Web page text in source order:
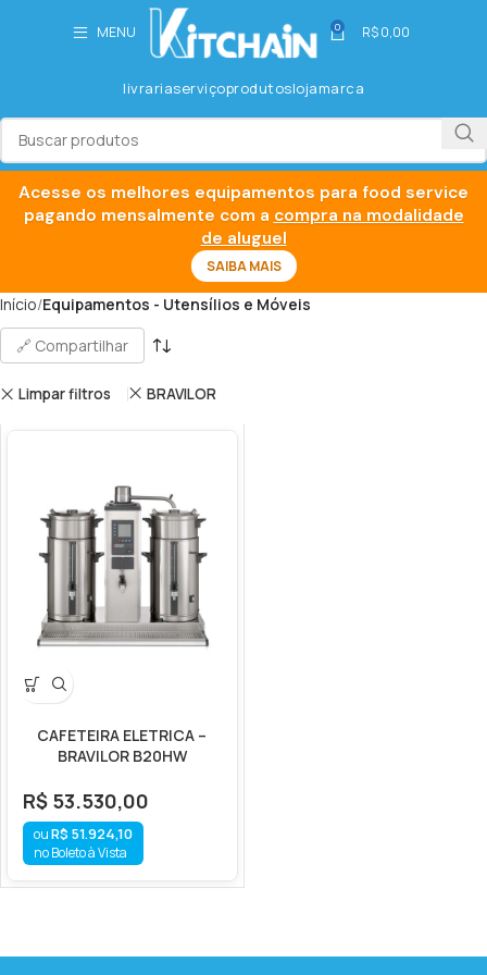
MENU 0 R$0,00
livrariaserviçoprodutoslojamarca
Início Equipamentos - Utensílios e Móveis
🔗 Compartilhar
Limpar filtros BRAVILOR
CAFETEIRA ELETRICA –
BRAVILOR B20HW
R$ 53.530,00
R$ 51.924,10
no Boleto à Vista
Acesse os melhores equipamentos para food service
pagando mensalmente com a compra na modalidade
de aluguel
SAIBA MAIS